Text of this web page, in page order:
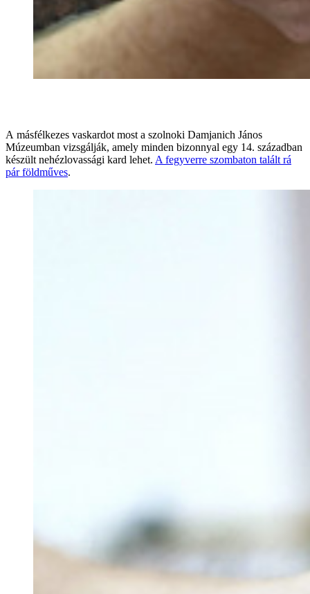
A másfélkezes vaskardot most a szolnoki Damjanich János
Múzeumban vizsgálják, amely minden bizonnyal egy 14. században
készült nehézlovassági kard lehet. A fegyverre szombaton talált rá
pár földműves.